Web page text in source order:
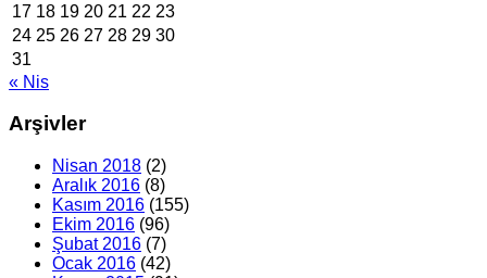
17 18 19 20 21 22 23
24 25 26 27 28 29 30
31
« Nis
Arşivler
Nisan 2018 (2)
Aralık 2016 (8)
Kasım 2016 (155)
Ekim 2016 (96)
Şubat 2016 (7)
Ocak 2016 (42)